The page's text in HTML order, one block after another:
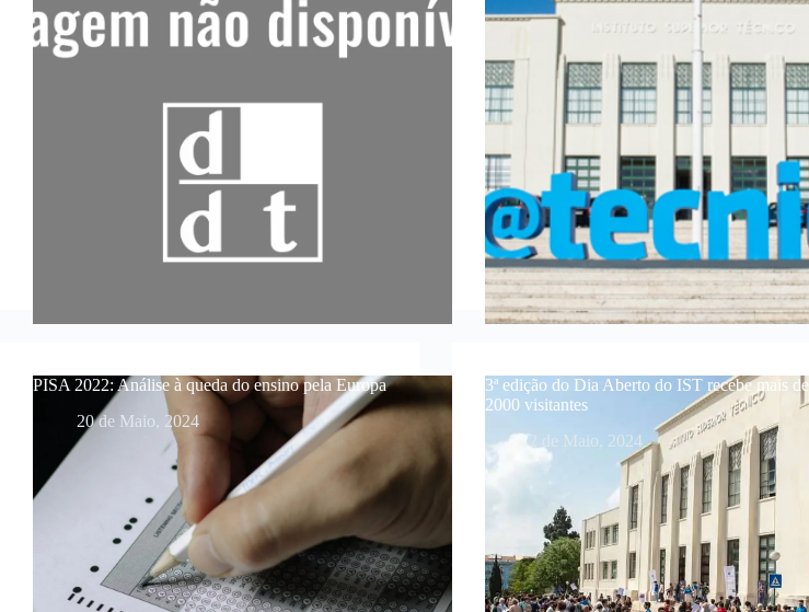
PISA 2022: Análise à queda do ensino pela Europa
20 de Maio, 2024
3ª edição do Dia Aberto do IST recebe mais de
2000 visitantes
2 de Maio, 2024